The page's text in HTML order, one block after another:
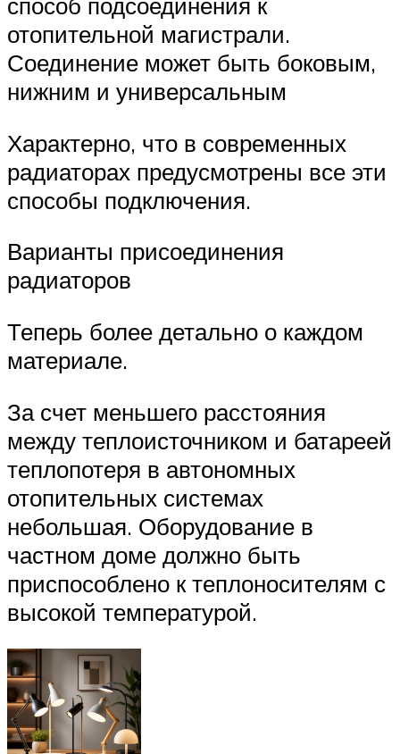
отопительной магистрали.
Соединение может быть боковым,
нижним и универсальным
Характерно, что в современных
радиаторах предусмотрены все эти
способы подключения.
Варианты присоединения
радиаторов
Теперь более детально о каждом
материале.
За счет меньшего расстояния
между теплоисточником и батареей
теплопотеря в автономных
отопительных системах
небольшая. Оборудование в
частном доме должно быть
приспособлено к теплоносителям с
высокой температурой.